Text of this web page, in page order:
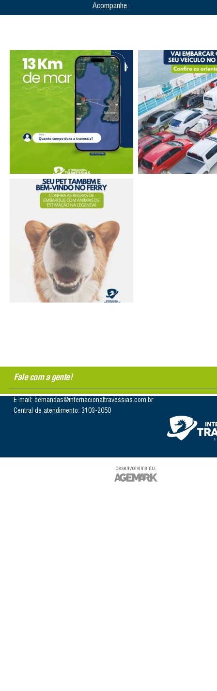
Acompanhe:
Fale com a gente!
E-mail: demandas@internacionaltravessias.com.br
Central de atendimento: 3103-2050
desenvolvimento: